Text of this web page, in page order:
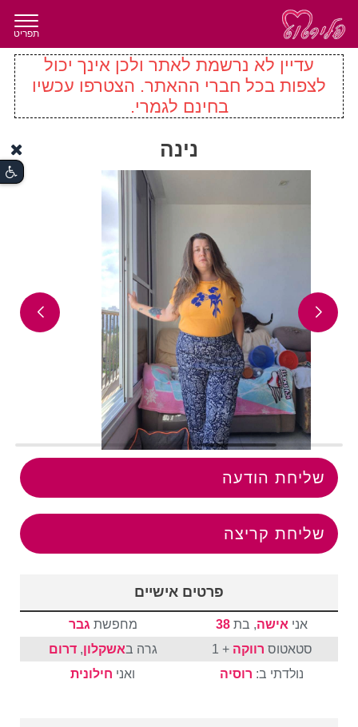
תפריט
עדיין לא נרשמת לאתר ולכן אינך יכול
לצפות בכל חברי ההאתר. הצטרפו עכשיו
בחינם לגמרי.
נינה
שליחת הודעה
שליחת קריצה
פרטים אישיים
אני אישה, בת 38 מחפשת גבר
סטאטוס רווקה + 1 גרה באשקלון,דרום
נולדתי ב: רוסיה ואני חילונית